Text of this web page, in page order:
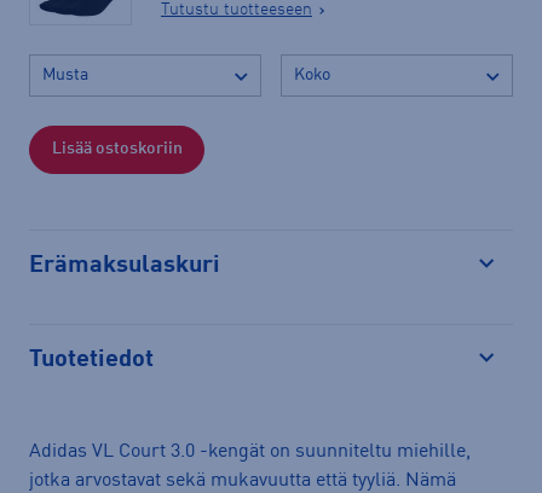
Tutustu tuotteeseen
Lisää ostoskoriin
Erämaksulaskuri
Tuotetiedot
Adidas VL Court 3.0 -kengät on suunniteltu miehille,
jotka arvostavat sekä mukavuutta että tyyliä. Nämä